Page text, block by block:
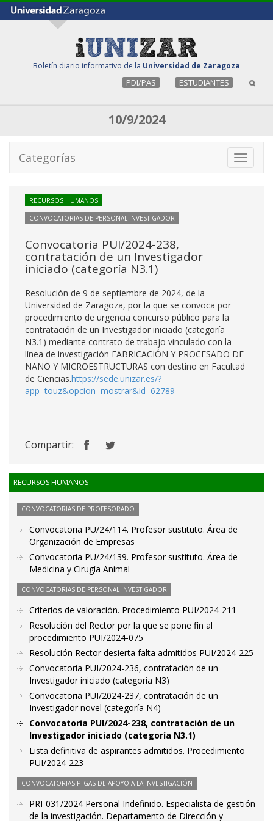
Boletín diario informativo de la Universidad de Zaragoza
PDI/PAS ESTUDIANTES
10/9/2024
Toggle
Categorías
RECURSOS HUMANOS
CONVOCATORIAS DE PERSONAL INVESTIGADOR
Convocatoria PUI/2024-238,
contratación de un Investigador
iniciado (categoría N3.1)
Resolución de 9 de septiembre de 2024, de la
Universidad de Zaragoza, por la que se convoca por
procedimiento de urgencia concurso público para la
contratación de un Investigador iniciado (categoría
N3.1) mediante contrato de trabajo vinculado con la
línea de investigación FABRICACIÓN Y PROCESADO DE
NANO Y MICROESTRUCTURAS con destino en Facultad
de Ciencias.https://sede.unizar.es/?
app=touz&opcion=mostrar&id=62789
Compartir:
RECURSOS HUMANOS
CONVOCATORIAS DE PROFESORADO
Convocatoria PU/24/114. Profesor sustituto. Área de
Organización de Empresas
Convocatoria PU/24/139. Profesor sustituto. Área de
Medicina y Cirugía Animal
CONVOCATORIAS DE PERSONAL INVESTIGADOR
Criterios de valoración. Procedimiento PUI/2024-211
Resolución del Rector por la que se pone fin al
procedimiento PUI/2024-075
Resolución Rector desierta falta admitidos PUI/2024-225
Convocatoria PUI/2024-236, contratación de un
Investigador iniciado (categoría N3)
Convocatoria PUI/2024-237, contratación de un
Investigador novel (categoría N4)
Convocatoria PUI/2024-238, contratación de un
Investigador iniciado (categoría N3.1)
Lista definitiva de aspirantes admitidos. Procedimiento
PUI/2024-223
CONVOCATORIAS PTGAS DE APOYO A LA INVESTIGACIÓN
PRI-031/2024 Personal Indefinido. Especialista de gestión
de la investigación. Departamento de Dirección y